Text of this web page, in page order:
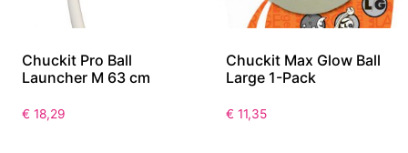
Chuckit Pro Ball
Launcher M 63 cm
€ 18,29
Chuckit Max Glow Ball
Large 1-Pack
€ 11,35